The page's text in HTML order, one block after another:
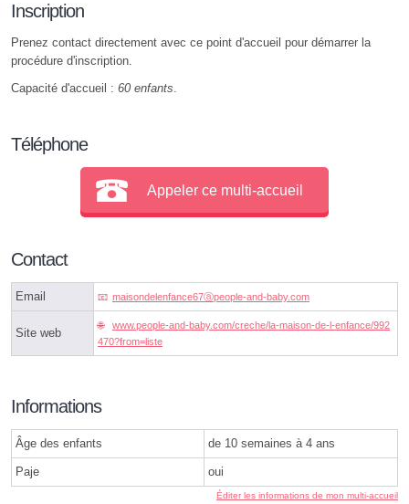
Inscription
Prenez contact directement avec ce point d'accueil pour démarrer la
procédure d'inscription.
Capacité d'accueil : 60 enfants.
Téléphone
Appeler ce multi-accueil
Contact
Email maisondelenfance67ⓐpeople-and-baby.com
Site web
www.people-and-baby.com/creche/la-maison-de-l-enfance/992
470?from=liste
Informations
Âge des enfants de 10 semaines à 4 ans
Paje oui
Éditer les informations de mon multi-accueil